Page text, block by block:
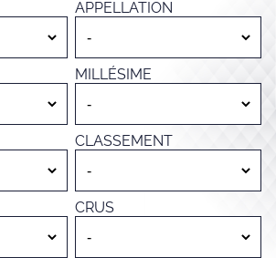
APPELLATION
MILLÉSIME
CLASSEMENT
CRUS